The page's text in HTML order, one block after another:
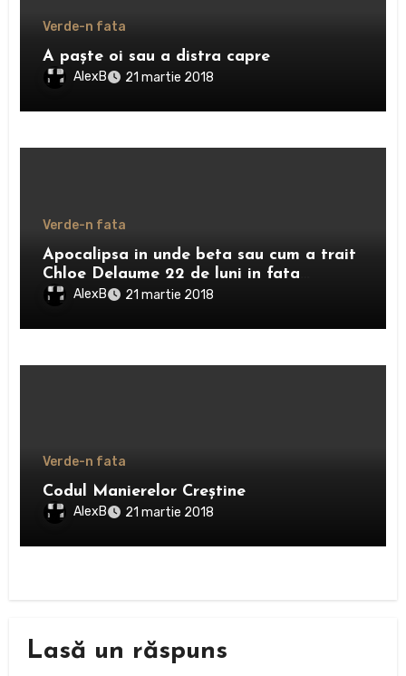
Verde-n fata
A paşte oi sau a distra capre
AlexB 21 martie 2018
Verde-n fata
Apocalipsa in unde beta sau cum a trait
Chloe Delaume 22 de luni in fata
televizorului
AlexB 21 martie 2018
Verde-n fata
Codul Manierelor Creştine
AlexB 21 martie 2018
Lasă un răspuns